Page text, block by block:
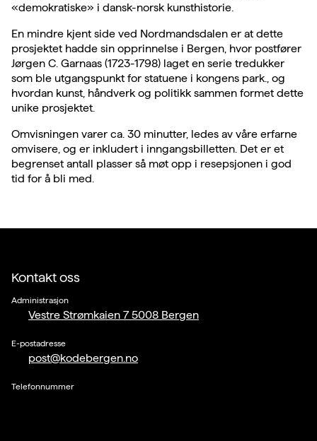
«demokratiske» i dansk-norsk kunsthistorie.
En mindre kjent side ved Nordmandsdalen er at dette
prosjektet hadde sin opprinnelse i Bergen, hvor postfører
Jørgen C. Garnaas (1723-1798) laget en serie tredukker
som ble utgangspunkt for statuene i kongens park., og
hvordan kunst, håndverk og politikk sammen formet dette
unike prosjektet.
Omvisningen varer ca. 30 minutter, ledes av våre erfarne
omvisere, og er inkludert i inngangsbilletten. Det er et
begrenset antall plasser så møt opp i resepsjonen i god
tid for å bli med.
Kontakt oss
Administrasjon
Vestre Strømkaien 7 5008 Bergen
E-postadresse
post@kodebergen.no
Telefonnummer